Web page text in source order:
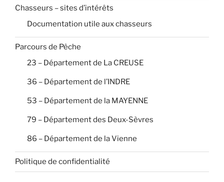
Chasseurs – sites d’intérêts
Documentation utile aux chasseurs
Parcours de Pêche
23 – Département de La CREUSE
36 – Département de l’INDRE
53 – Département de la MAYENNE
79 – Département des Deux-Sèvres
86 – Département de la Vienne
Politique de confidentialité